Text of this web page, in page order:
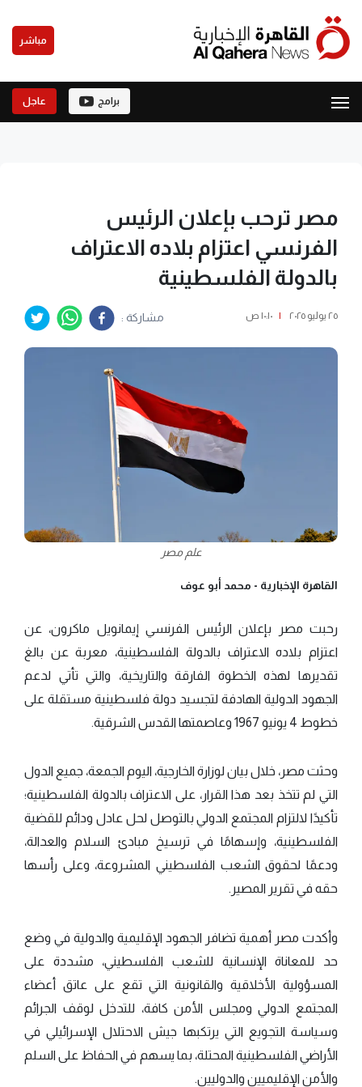
مباشر
برامج عاجل
مصر ترحب بإعلان الرئيس
الفرنسي اعتزام بلاده الاعتراف
بالدولة الفلسطينية
٢٥ يوليو ٢٠٢٥ | ١٠:١٠ ص مشاركة :
علم مصر
القاهرة الإخبارية - محمد أبو عوف
رحبت مصر بإعلان الرئيس الفرنسي إيمانويل ماكرون، عن
اعتزام بلاده الاعتراف بالدولة الفلسطينية، معربة عن بالغ
تقديرها لهذه الخطوة الفارقة والتاريخية، والتي تأتي لدعم
الجهود الدولية الهادفة لتجسيد دولة فلسطينية مستقلة على
خطوط 4 يونيو 1967 وعاصمتها القدس الشرقية.
وحثت مصر، خلال بيان لوزارة الخارجية، اليوم الجمعة، جميع الدول
التي لم تتخذ بعد هذا القرار، على الاعتراف بالدولة الفلسطينية؛
تأكيدًا لالتزام المجتمع الدولي بالتوصل لحل عادل ودائم للقضية
الفلسطينية، وإسهامًا في ترسيخ مبادئ السلام والعدالة،
ودعمًا لحقوق الشعب الفلسطيني المشروعة، وعلى رأسها
حقه في تقرير المصير.
وأكدت مصر أهمية تضافر الجهود الإقليمية والدولية في وضع
حد للمعاناة الإنسانية للشعب الفلسطيني، مشددة على
المسؤولية الأخلاقية والقانونية التي تقع على عاتق أعضاء
المجتمع الدولي ومجلس الأمن كافة، للتدخل لوقف الجرائم
وسياسة التجويع التي يرتكبها جيش الاحتلال الإسرائيلي في
الأراضي الفلسطينية المحتلة، بما يسهم في الحفاظ على السلم
والأمن الإقليميين والدوليين.